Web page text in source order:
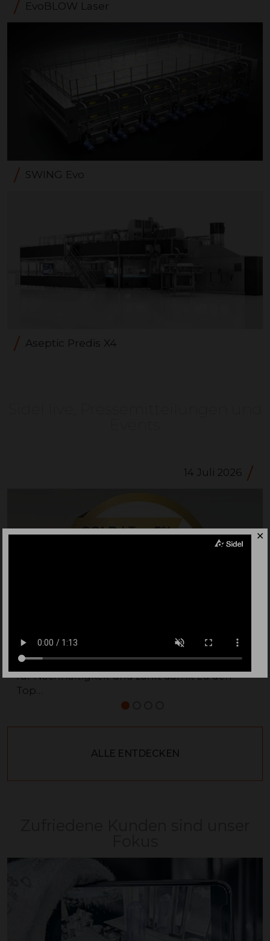
EvoBLOW Laser
SWING Evo
Aseptic Predis X4
14 Juli 2026
Sidel erhält die EcoVadis-Gold-Medaille 2026
für Nachhaltigkeit und zählt damit zu den
Top…
ALLE ENTDECKEN
✕